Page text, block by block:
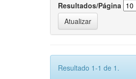
Resultados/Página
Resultado 1-1 de 1.